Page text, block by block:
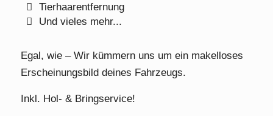
Tierhaarentfernung
Und vieles mehr...
Egal, wie – Wir kümmern uns um ein makelloses
Erscheinungsbild deines Fahrzeugs.
Inkl. Hol- & Bringservice!